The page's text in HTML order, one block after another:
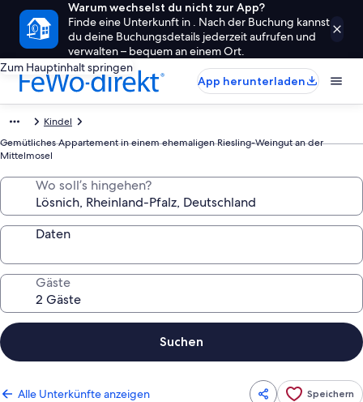
Warum wechselst du nicht zur App?
Finde eine Unterkunft in . Nach der Buchung kannst
du deine Buchungsdetails jederzeit aufrufen und
verwalten – bequem an einem Ort.
Zum Hauptinhalt springen
App herunterladen
Kindel
Gemütliches Appartement in einem ehemaligen Riesling-Weingut an der
Mittelmosel
Wo soll’s hingehen?
Daten
Gäste
Suchen
Alle Unterkünfte anzeigen Speichern